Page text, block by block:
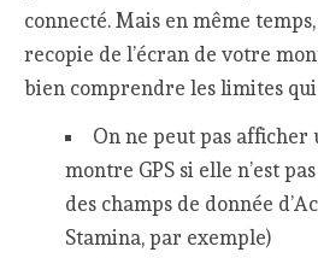
connecté. Mais en même temps,
recopie de l’écran de votre
bien comprendre les limites
On ne peut pas afficher
montre GPS si elle n’est
des champs de donnée
Stamina, par exemple)